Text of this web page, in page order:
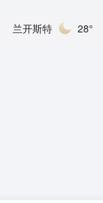
兰开斯特 28°